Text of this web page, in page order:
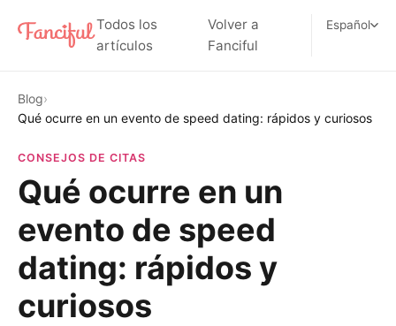
Todos los
artículos
Volver a
Fanciful
Español
Blog›
Qué ocurre en un evento de speed dating: rápidos y curiosos
CONSEJOS DE CITAS
Qué ocurre en un
evento de speed
dating: rápidos y
curiosos